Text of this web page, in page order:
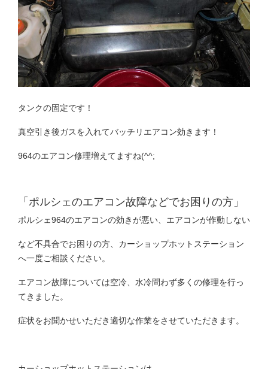
タンクの固定です！
真空引き後ガスを入れてバッチリエアコン効きます！
964のエアコン修理増えてますね(^^;
「ポルシェのエアコン故障などでお困りの方」
ポルシェ964のエアコンの効きが悪い、エアコンが作動しない
など不具合でお困りの方、カーショップホットステーション
へ一度ご相談ください。
エアコン故障については空冷、水冷問わず多くの修理を行っ
てきました。
症状をお聞かせいただき適切な作業をさせていただきます。